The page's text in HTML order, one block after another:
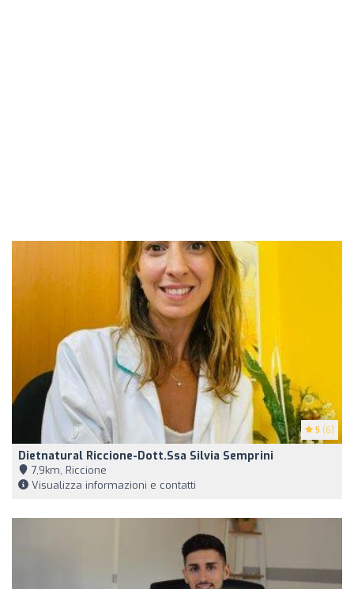
5 (6)
Dietnatural Riccione-Dott.ssa Silvia Semprini
7,9km, Riccione
Visualizza informazioni e contatti